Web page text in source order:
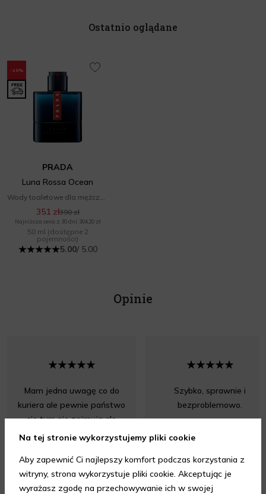
Ostatnio oglądane
-10%
PRADA
Luna Rossa Ocean
351 zł390 zł
Najniższa cena z 30 dni: 304,20 zł
50 ml (dostępne 2
pojemności)
5.00/ 5.00
Opinie
Mam jedna uwagę co do
kuriera ale pewnie państwo
sie tym nie zajmują ale
warto rozpatrzeć przy
Rozwiń
Szybko, sprawnie i
bezproblemowo.
Na tej stronie wykorzystujemy pliki cookie
Aby zapewnić Ci najlepszy komfort podczas korzystania z
witryny, strona wykorzystuje pliki cookie. Akceptując je
wyrażasz zgodę na przechowywanie ich w swojej